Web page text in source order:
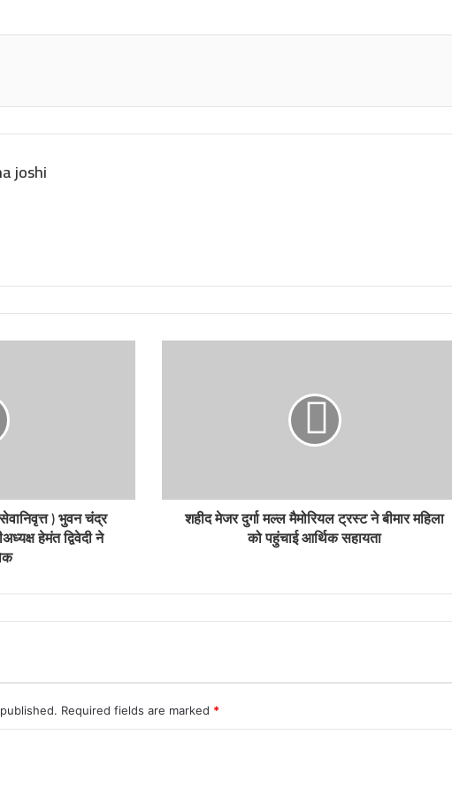
joshi
) भुवन चंद्र
हेमंत द्विवेदी ने
शहीद मेजर दुर्गा मल्ल मैमोरियल ट्रस्ट ने बीमार महिला
को पहुंचाई आर्थिक सहायता
Required fields are marked *